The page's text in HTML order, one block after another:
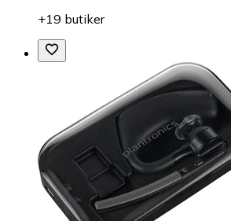
+19 butiker